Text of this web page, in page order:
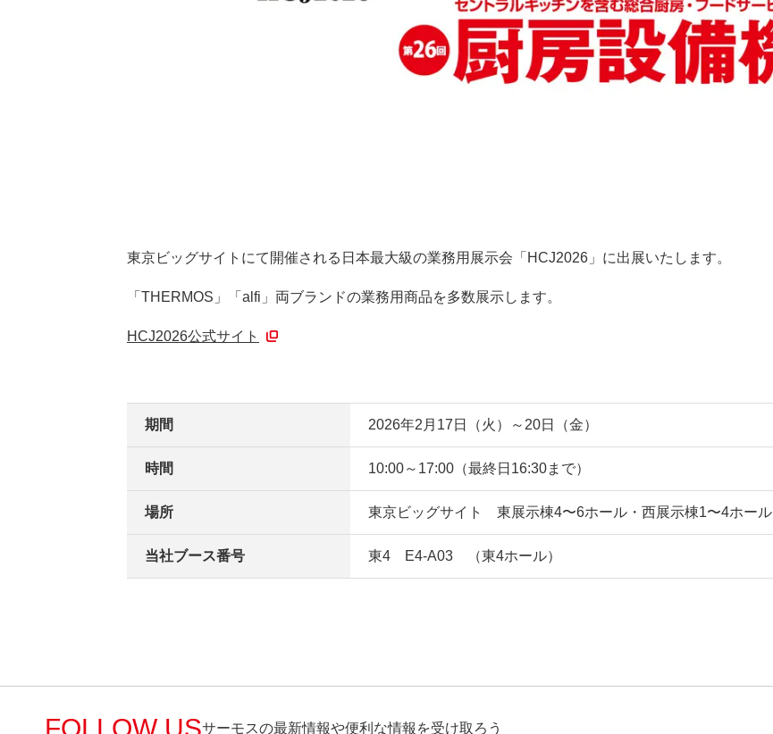
東京ビッグサイトにて開催される日本最大級の業務用展示会「HCJ2026」に出展いたします。
「THERMOS」「alfi」両ブランドの業務用商品を多数展示します。
HCJ2026公式サイト
期間 2026年2月17日（火）～20日（金）
時間 10:00～17:00（最終日16:30まで）
場所 東京ビッグサイト 東展示棟4〜6ホール・西展示棟1〜4ホール
当社ブース番号 東4 E4-A03 （東4ホール）
サーモスの最新情報や便利な情報を受け取ろう